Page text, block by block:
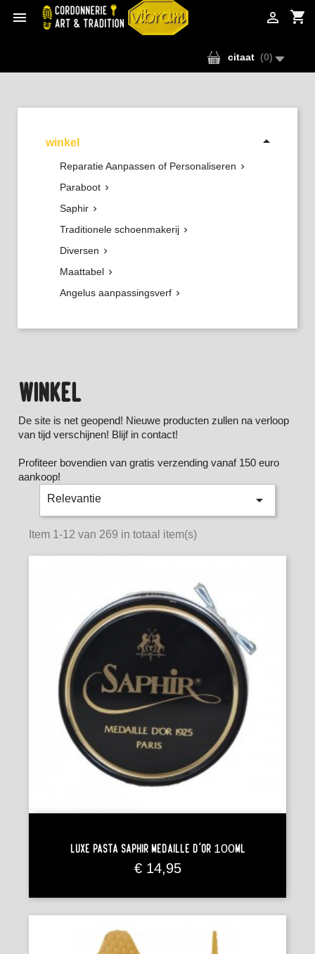
 shopping_cart

citaat (0)
winkel 
Reparatie Aanpassen of Personaliseren 
Paraboot 
Saphir 
Traditionele schoenmakerij 
Diversen 
Maattabel 
Angelus aanpassingsverf 
WINKEL
De site is net geopend! Nieuwe producten zullen na verloop
van tijd verschijnen! Blijf in contact!
Profiteer bovendien van gratis verzending vanaf 150 euro
aankoop!
Relevantie

Item 1-12 van 269 in totaal item(s)
Luxe Pasta Saphir Médaille D'Or 100ml
Prijs
€ 14,95